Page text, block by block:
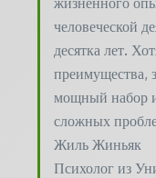
человеческой
десятка лет.
преимущества,
мощный набор
сложных
Жиль Жиньяк
Психолог из